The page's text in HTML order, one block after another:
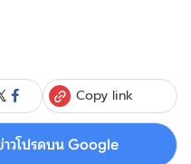
Copy link
วโปรดบน Google